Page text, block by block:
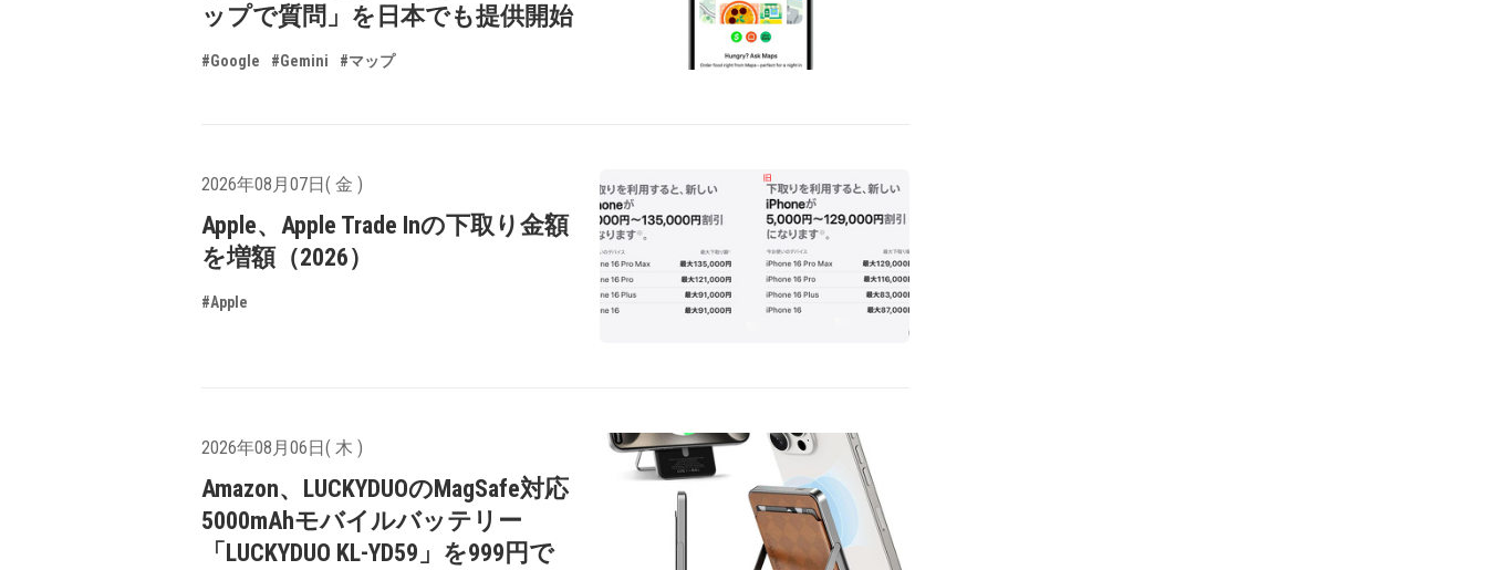
ップで質問」を日本でも提供開始
#Google #Gemini #マップ
2026年08月07日( 金 )
Apple、Apple Trade Inの下取り金額
を増額（2026）
#Apple
2026年08月06日( 木 )
Amazon、LUCKYDUOのMagSafe対応
5000mAhモバイルバッテリー
「LUCKYDUO KL-YD59」を999円で